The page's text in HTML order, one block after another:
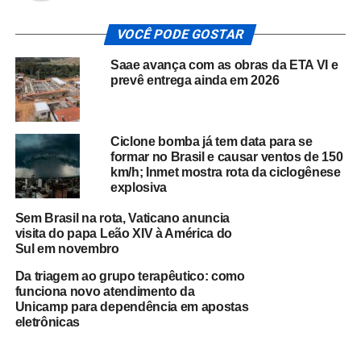
VOCÊ PODE GOSTAR
Saae avança com as obras da ETA VI e
prevê entrega ainda em 2026
Ciclone bomba já tem data para se
formar no Brasil e causar ventos de 150
km/h; Inmet mostra rota da ciclogênese
explosiva
Sem Brasil na rota, Vaticano anuncia
visita do papa Leão XIV à América do
Sul em novembro
Da triagem ao grupo terapêutico: como
funciona novo atendimento da
Unicamp para dependência em apostas
eletrônicas